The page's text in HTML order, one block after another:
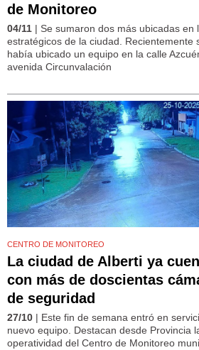
de Monitoreo
04/11 | Se sumaron dos más ubicadas en
estratégicos de la ciudad. Recientemente
había ubicado un equipo en la calle
avenida Circunvalación
CENTRO DE MONITOREO
La ciudad de Alberti ya
con más de doscientas
de seguridad
27/10 | Este fin de semana entró en
nuevo equipo. Destacan desde Provincia
operatividad del Centro de Monitoreo